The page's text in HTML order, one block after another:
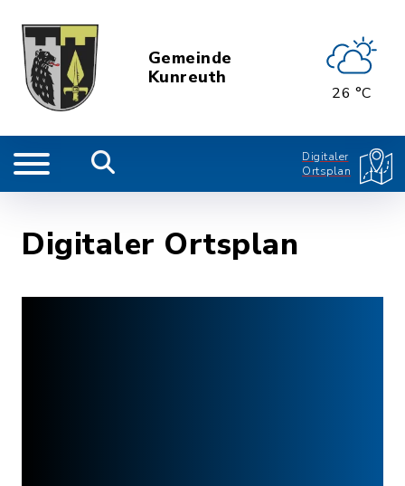
Gemeinde
Kunreuth
26 °C
Digitaler
Ortsplan
Digitaler Ortsplan